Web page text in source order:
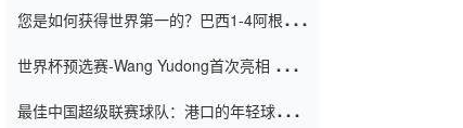
您是如何获得世界第一的？巴西1-4阿根
世界杯预选赛-Wang Yudong首次亮相 中国
最佳中国超级联赛球队：港口的年轻球员在